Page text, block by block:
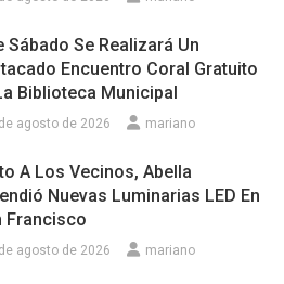
Sábado Se Realizará Un
Encuentro Coral Gratuito
Biblioteca Municipal
agosto de 2026 mariano
A Los Vecinos, Abella
Nuevas Luminarias LED En
Francisco
agosto de 2026 mariano